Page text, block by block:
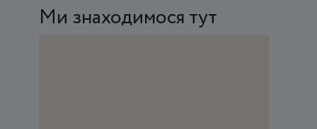
Ми знаходимося тут